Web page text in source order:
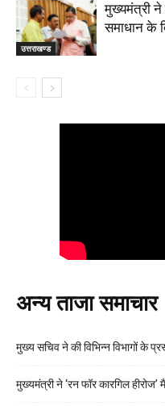
उत्तराखण्ड
मुख्यमंत्री
समाधान के
अन्य ताजा समाचार
मुख्य सचिव ने की विभिन्न विभागों के
मुख्यमंत्री ने ‘रन फॉर कारगिल हीरोज’